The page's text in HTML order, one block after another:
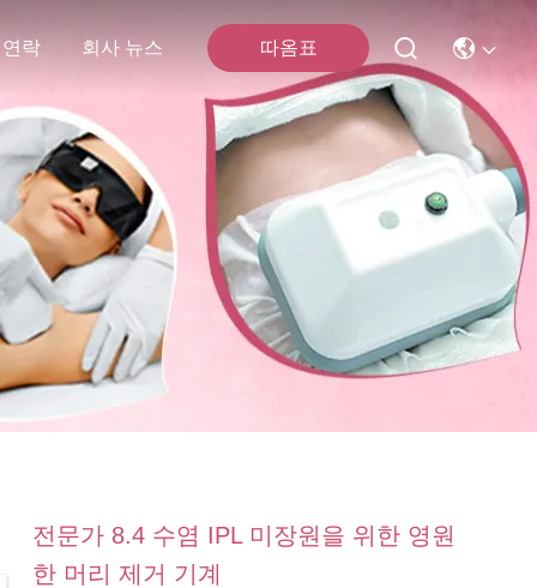
락 회사 뉴스 따옴표
전문가 8.4 수염 IPL 미장원을 위한 영원
한 머리 제거 기계